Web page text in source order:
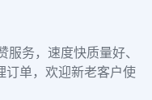
务，速度快质量好、
订单，欢迎新老客户使